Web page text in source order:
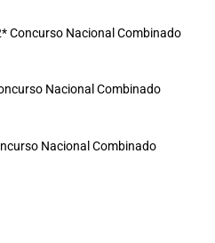
Concurso Nacional Combinado
Nacional Combinado
Nacional Combinado